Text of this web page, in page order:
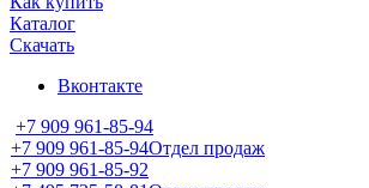
Каталог
Скачать
Вконтакте
+7 909 961-85-94
+7 909 961-85-94Отдел продаж
+7 909 961-85-92